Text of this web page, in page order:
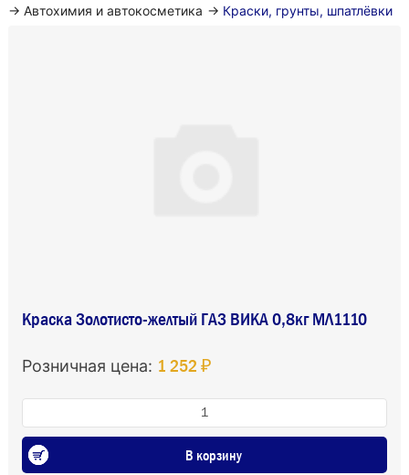
→ Автохимия и автокосметика → Краски, грунты, шпатлёвки
Краска Золотисто-желтый ГАЗ ВИКА 0,8кг МЛ1110
Розничная цена: 1 252 ₽
В корзину